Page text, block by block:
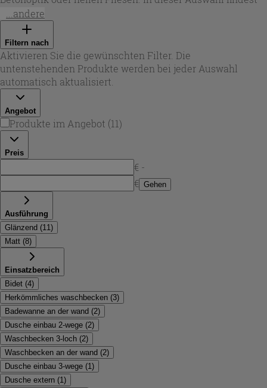
du vor allem mattweiße Ausführungen sowie Modelle mit
weiß abgesetzten Keramikgriffen. Viele Armaturen
bestehen aus robustem Messing und sind damit auf
Langlebigkeit im täglichen Einsatz ausgelegt. Bei
Iperceramica steht dabei nicht nur die Optik im Fokus,
sondern auch eine saubere Verarbeitung für ein stimmiges
Gesamtbild.
...andere
Filtern nach
Aktivieren Sie die gewünschten Filter. Die
untenstehenden Produkte werden bei jeder Auswahl
automatisch aktualisiert.
Angebot
Produkte im Angebot (11)
Preis
€ -
€ Gehen
Ausführung
Glänzend (11 )
Matt (8)
Einsatzbereich
Bidet (4)
Herkömmliches waschbecken (3)
Badewanne an der wand (2)
Dusche einbau 2-wege (2)
Waschbecken 3-loch (2)
Waschbecken an der wand (2)
Dusche einbau 3-wege (1 )
Dusche extern (1 )